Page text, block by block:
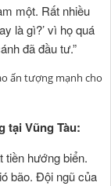
một. Rất nhiều
là gì?’ vì họ quá
đã đầu tư.”
ấn tượng mạnh cho
tại Vũng Tàu:
tiền hướng biển.
bão. Đội ngũ của